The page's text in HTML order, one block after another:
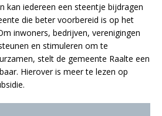
kan iedereen een steentje bijdragen
die beter voorbereid is op het
inwoners, bedrijven, verenigingen
en stimuleren om te
stelt de gemeente Raalte een
Hierover is meer te lezen op